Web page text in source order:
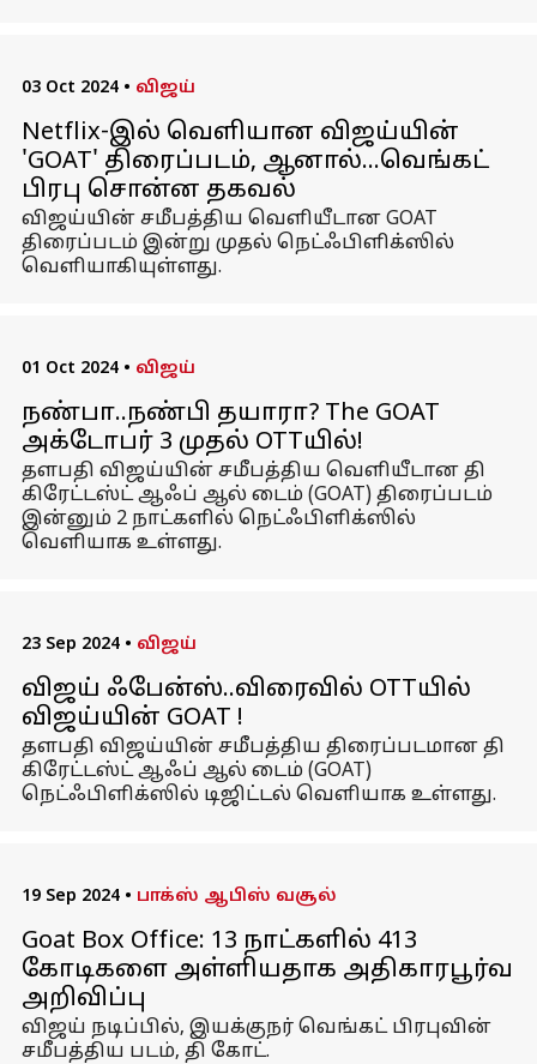
03 Oct 2024 • விஜய்
Netflix-இல் வெளியான விஜய்யின்
'GOAT' திரைப்படம், ஆனால்...வெங்கட்
பிரபு சொன்ன தகவல்
விஜய்யின் சமீபத்திய வெளியீடான GOAT
திரைப்படம் இன்று முதல் நெட்ஃபிளிக்ஸில்
வெளியாகியுள்ளது.
01 Oct 2024 • விஜய்
நண்பா..நண்பி தயாரா? The GOAT
அக்டோபர் 3 முதல் OTTயில்!
தளபதி விஜய்யின் சமீபத்திய வெளியீடான தி
கிரேட்டஸ்ட் ஆஃப் ஆல் டைம் (GOAT) திரைப்படம்
இன்னும் 2 நாட்களில் நெட்ஃபிளிக்ஸில்
வெளியாக உள்ளது.
23 Sep 2024 • விஜய்
விஜய் ஃபேன்ஸ்..விரைவில் OTTயில்
விஜய்யின் GOAT !
தளபதி விஜய்யின் சமீபத்திய திரைப்படமான தி
கிரேட்டஸ்ட் ஆஃப் ஆல் டைம் (GOAT)
நெட்ஃபிளிக்ஸில் டிஜிட்டல் வெளியாக உள்ளது.
19 Sep 2024 • பாக்ஸ் ஆபிஸ் வசூல்
Goat Box Office: 13 நாட்களில் 413
கோடிகளை அள்ளியதாக அதிகாரபூர்வ
அறிவிப்பு
விஜய் நடிப்பில், இயக்குநர் வெங்கட் பிரபுவின்
சமீபத்திய படம், தி கோட்.